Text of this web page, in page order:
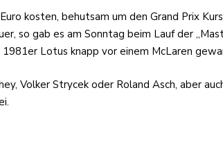
kosten, behutsam um den Grand Prix
so gab es am Sonntag beim Lauf der
Lotus knapp vor einem McLaren
Volker Strycek oder Roland Asch, aber